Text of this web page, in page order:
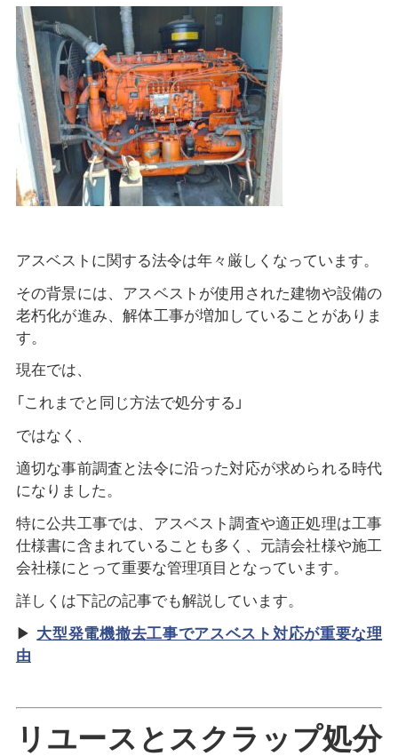
アスベストに関する法令は年々厳しくなっています。
その背景には、アスベストが使用された建物や設備の
老朽化が進み、解体工事が増加していることがありま
す。
現在では、
「これまでと同じ方法で処分する」
ではなく、
適切な事前調査と法令に沿った対応が求められる時代
になりました。
特に公共工事では、アスベスト調査や適正処理は工事
仕様書に含まれていることも多く、元請会社様や施工
会社様にとって重要な管理項目となっています。
詳しくは下記の記事でも解説しています。
▶ 大型発電機撤去工事でアスベスト対応が重要な理
由
リユースとスクラップ処分